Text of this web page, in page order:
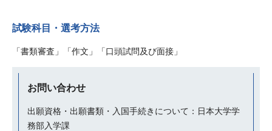
試験科目・選考方法
「書類審査」「作文」「口頭試問及び面接」
お問い合わせ
出願資格・出願書類・入国手続きについて：日本大学学
務部入学課